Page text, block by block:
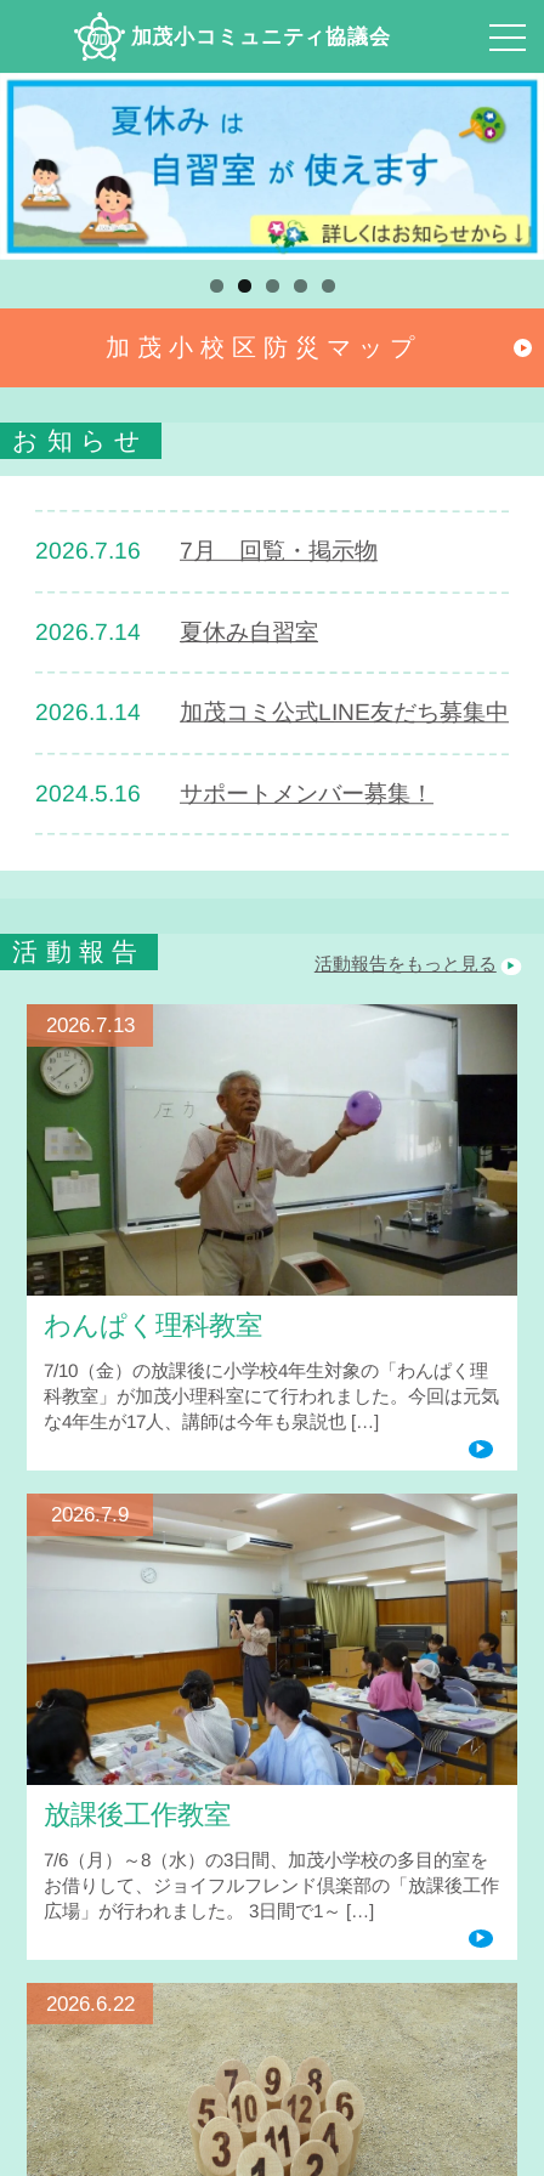
加茂小コミュニティ協議会
加茂小校区防災マップ
お知らせ
2026.7.16 7月 回覧・掲示物
2026.7.14 夏休み自習室
2026.1.14 加茂コミ公式LINE友だち募集中
2024.5.16 サポートメンバー募集！
活動報告 活動報告をもっと見る
2026.7.13
わんぱく理科教室
7/10（金）の放課後に小学校4年生対象の「わんぱく理
科教室」が加茂小理科室にて行われました。今回は元気
な4年生が17人、講師は今年も泉説也 […]
2026.7.9
放課後工作教室
7/6（月）～8（水）の3日間、加茂小学校の多目的室を
お借りして、ジョイフルフレンド倶楽部の「放課後工作
広場」が行われました。 3日間で1～ […]
2026.6.22